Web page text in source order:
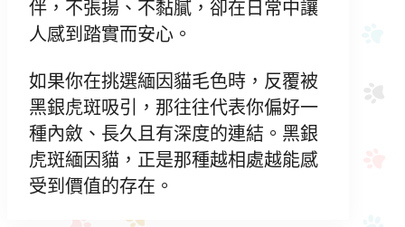
伴，不張揚、不黏膩，卻在日常中讓
人感到踏實而安心。
如果你在挑選緬因貓毛色時，反覆被
黑銀虎斑吸引，那往往代表你偏好一
種內斂、長久且有深度的連結。黑銀
虎斑緬因貓，正是那種越相處越能感
受到價值的存在。